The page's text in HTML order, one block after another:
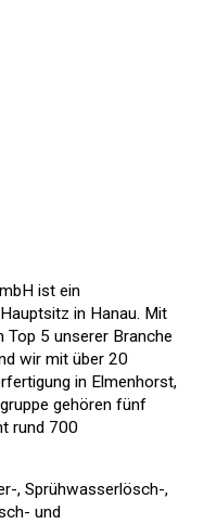
ist ein
in Hanau. Mit
Top 5 unserer Branche
wir mit über 20
in Elmenhorst,
gehören fünf
rund 700
, Sprühwasserlösch-,
und